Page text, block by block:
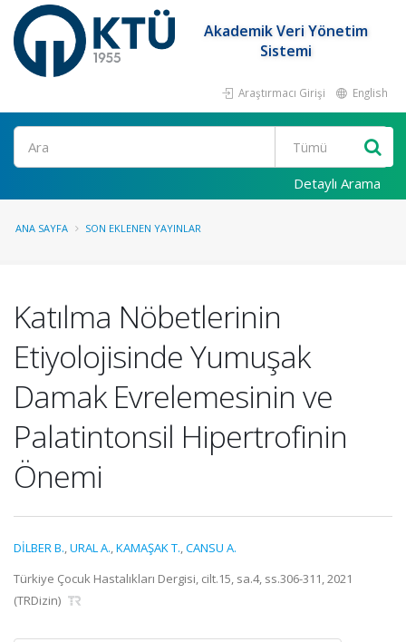
Akademik Veri Yönetim
Sistemi
Araştırmacı Girişi English
Ara
Detaylı Arama
ANA SAYFA SON EKLENEN YAYINLAR
Katılma Nöbetlerinin
Etiyolojisinde Yumuşak
Damak Evrelemesinin ve
Palatintonsil Hipertrofinin
Önemi
DİLBER B.,URAL A.,KAMAŞAK T.,CANSU A.
Türkiye Çocuk Hastalıkları Dergisi, cilt.15, sa.4, ss.306-311, 2021
(TRDizin)